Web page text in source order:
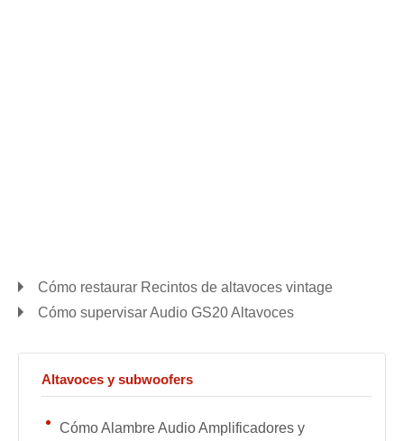
Cómo restaurar Recintos de altavoces vintage
Cómo supervisar Audio GS20 Altavoces
Altavoces y subwoofers
Cómo Alambre Audio Amplificadores y